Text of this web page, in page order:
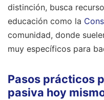
distinción, busca
educación como la
comunidad, donde
muy específicos para
Pasos prácticos
pasiva hoy